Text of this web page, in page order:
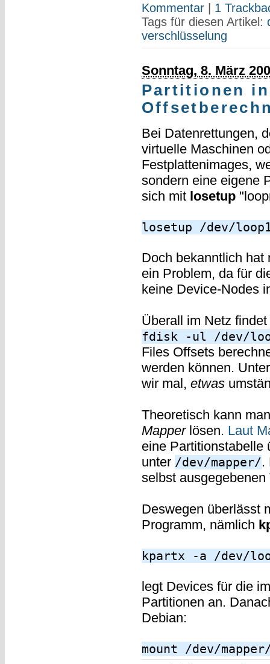
Kommentar| 1
Tags für diesen Artikel:
verschlüsselung
Sonntag, 8. März
Partitionen
Bei Datenrettungen,
virtuelle Maschinen
Festplattenimages,
sondern eine eigene
sich mit losetup
losetup /dev/
Doch bekanntlich hat
ein Problem, da für
keine Device-Nodes
Überall im Netz
fdisk -ul /dev/
Files Offsets
werden können.
wir mal, etwas
Theoretisch kann
Mapperlösen. Laut
eine Partitionstabelle
unter /dev/mapper/.
selbst
Deswegen überlässt
Programm, nämlich
kpartx -a /dev/
legt Devices für die
Partitionen an.
Debian:
mount /dev/